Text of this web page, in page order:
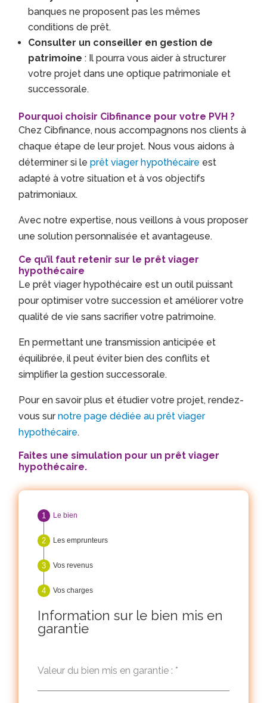
banques ne proposent pas les mêmes
conditions de prêt.
Consulter un conseiller en gestion de
patrimoine : Il pourra vous aider à structurer
votre projet dans une optique patrimoniale et
successorale.
Pourquoi choisir Cibfinance pour votre PVH ?
Chez Cibfinance, nous accompagnons nos clients à
chaque étape de leur projet. Nous vous aidons à
déterminer si leprêt viager hypothécaire est
adapté à votre situation et à vos objectifs
patrimoniaux.
Avec notre expertise, nous veillons à vous proposer
une solution personnalisée et avantageuse.
Ce qu’il faut retenir sur le prêt viager
hypothécaire
Le prêt viager hypothécaire est un outil puissant
pour optimiser votre succession et améliorer votre
qualité de vie sans sacrifier votre patrimoine.
En permettant une transmission anticipée et
équilibrée, il peut éviter bien des conflits et
simplifier la gestion successorale.
Pour en savoir plus et étudier votre projet, rendez-
vous surnotre page dédiée au prêt viager
hypothécaire.
Faites une simulation pour un prêt viager
hypothécaire.
Le bien
Les emprunteurs
Vos revenus
Vos charges
Information sur le bien mis en
garantie
Valeur du bien mis en garantie : *